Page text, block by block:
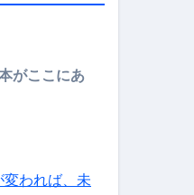
竹花貴騎 切り抜き 会社員
がここにあ
われば、未